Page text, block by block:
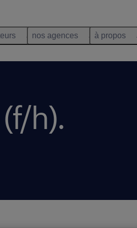
nos agences à propos
h).